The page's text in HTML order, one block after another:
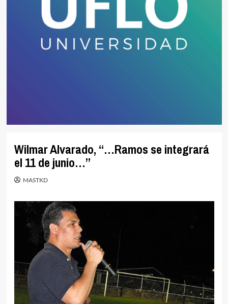
Wilmar Alvarado, “…Ramos se integrará
el 11 de junio…”
MASTKD